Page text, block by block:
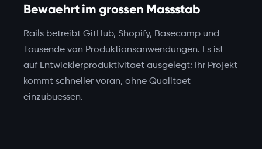
Bewaehrt im grossen Massstab
Rails betreibt GitHub, Shopify, Basecamp und
Tausende von Produktionsanwendungen. Es ist
auf Entwicklerproduktivitaet ausgelegt: Ihr Projekt
kommt schneller voran, ohne Qualitaet
einzubuessen.